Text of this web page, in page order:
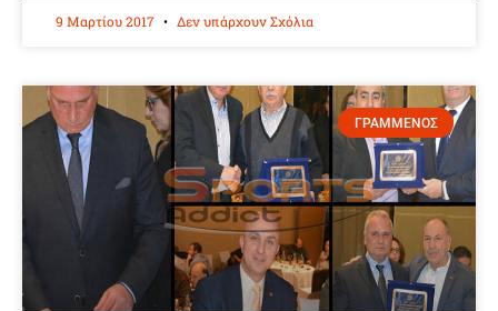
9 Μαρτίου 2017 Δεν υπάρχουν Σχόλια
ΓΡΑΜΜΕΝΟΣ